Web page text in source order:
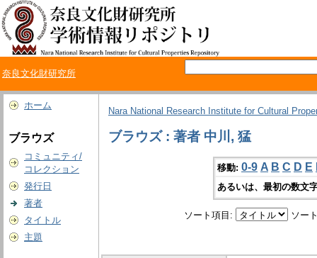
奈良文化財研究所
ホーム
ブラウズ
コミュニティ/
コレクション
発行日
著者
タイトル
主題
Nara National Research Institute for Cultural
ブラウズ : 著者 中川, 猛
移動: 0-9 A B C D E
あるいは、最初の数文
ソート項目: ソー